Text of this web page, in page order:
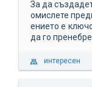
За да
омислете
ението е
да го
интересен